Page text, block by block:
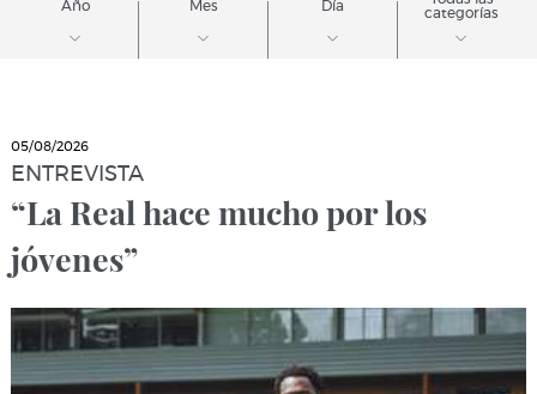
Año Mes Día
categorías
05/08/2026
ENTREVISTA
“La Real hace mucho por los
jóvenes”